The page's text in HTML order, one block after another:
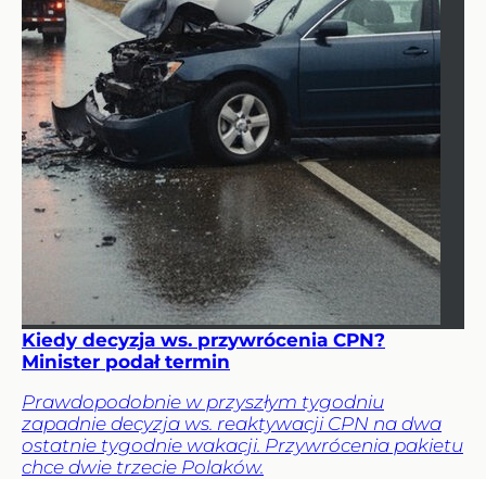
Kiedy decyzja ws. przywrócenia CPN?
Minister podał termin
Prawdopodobnie w przyszłym tygodniu
zapadnie decyzja ws. reaktywacji CPN na dwa
ostatnie tygodnie wakacji. Przywrócenia pakietu
chce dwie trzecie Polaków.